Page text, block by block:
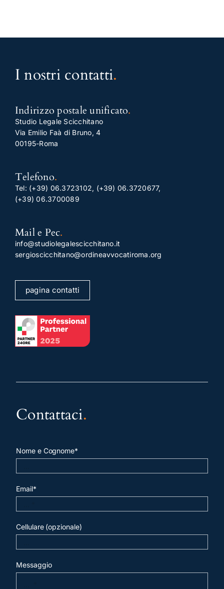
I nostri contatti.
Indirizzo postale unificato.
Studio Legale Scicchitano
Via Emilio Faà di Bruno, 4
00195-Roma
Telefono.
Tel: (+39) 06.3723102, (+39) 06.3720677,
(+39) 06.3700089
Mail e Pec.
info@studiolegalescicchitano.it
sergioscicchitano@ordineavvocatiroma.org
pagina contatti
Contattaci.
Nome e Cognome*
Email*
Cellulare (opzionale)
Messaggio